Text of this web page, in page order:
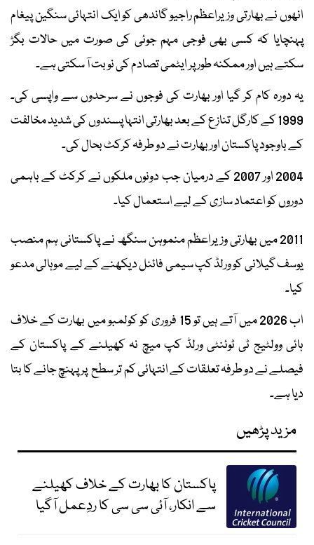
انھوں نے بھارتی وزیراعظم راجیو گاندھی کو ایک انتہائی سنگین پیغام
پہنچایا کہ کسی بھی فوجی مہم جوئی کی صورت میں حالات بگڑ
سکتے ہیں اور ممکنہ طور پر ایٹمی تصادم کی نوبت آ سکتی ہے۔
یہ دورہ کام کر گیا اور بھارت کی فوجوں نے سرحدوں سے واپسی کی۔
1999 کے کارگل تنازع کے بعد بھارتی انتہا پسندوں کی شدید مخالفت
کے باوجود پاکستان اور بھارت نے دو طرفہ کرکٹ بحال کی۔
2004 اور 2007 کے درمیان جب دونوں ملکوں نے کرکٹ کے باہمی
دوروں کو اعتماد سازی کے لیے استعمال کیا۔
2011 میں بھارتی وزیراعظم منموہن سنگھ نے پاکستانی ہم منصب
یوسف گیلانی کو ورلڈ کپ سیمی فائنل دیکھنے کے لیے موہالی مدعو
کیا۔
اب 2026 میں آتے ہیں تو 15 فروری کو کولمبو میں بھارت کے خلاف
ہائی وولٹیج ٹی ٹوئنٹی ورلڈ کپ میچ نہ کھیلنے کے پاکستان کے
فیصلے نے دو طرفہ تعلقات کے انتہائی کم تر سطح پر پہنچ جانے کا بتا
دیا ہے۔
مزید پڑھیں
پاکستان کا بھارت کے خلاف کھیلنے
سے انکار، آئی سی سی کا ردِعمل آگیا